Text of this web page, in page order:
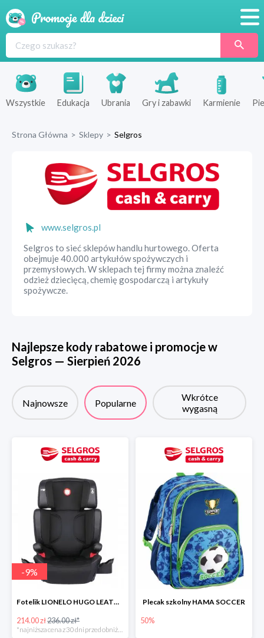
Produkty
Sklepy
Wszystkie Edukacja Ubrania Gry i zabawki Karmienie
Strona Główna > Sklepy > Selgros
www.selgros.pl
Selgros to sieć sklepów handlu hurtowego. Oferta
obejmuje 40.000 artykułów spożywczych i
przemysłowych. W sklepach tej firmy można znaleźć
odzież dziecięcą, chemię gospodarczą i artykuły
spożywcze.
Najlepsze kody rabatowe i promocje w
Selgros — Sierpień 2026
Najnowsze Popularne
Wkrótce
wygasną
-9%
Fotelik LIONELO HUGO LEATHER BLACK ISOFIX 15-36 KG
214.00 zł236.00 zł*
*najniższa cena z 30 dni przed obniżką
Plecak szkolny HAMA SOCCER
50%